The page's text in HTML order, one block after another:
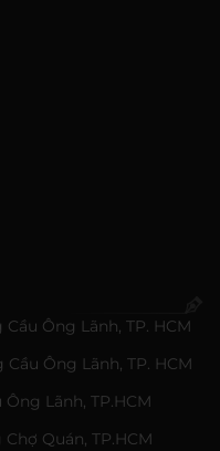
Ông Lãnh, TP. HCM
Ông Lãnh, TP. HCM
Lãnh, TP.HCM
Quán, TP.HCM